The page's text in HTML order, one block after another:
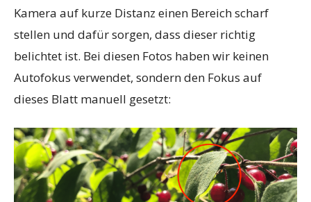
Kamera auf kurze Distanz einen Bereich scharf
stellen und dafür sorgen, dass dieser richtig
belichtet ist. Bei diesen Fotos haben wir keinen
Autofokus verwendet, sondern den Fokus auf
dieses Blatt manuell gesetzt: